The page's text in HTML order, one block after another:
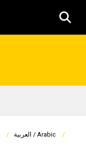
العربية / Arabic